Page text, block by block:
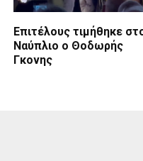
Επιτέλους τιμήθηκε
Ναύπλιο ο Θοδωρής
Γκονης